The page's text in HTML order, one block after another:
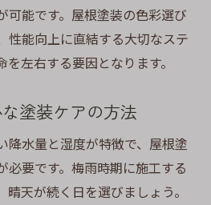
ペーサーメンテナンス方法
例から学ぶ美観維持術
可能です。屋根塗装の色彩選び
性能向上に直結する大切なステ
左右する要因となります。
塗装ケアの方法
降水量と湿度が特徴で、屋根塗
必要です。梅雨時期に施工する
天が続く日を選びましょう。